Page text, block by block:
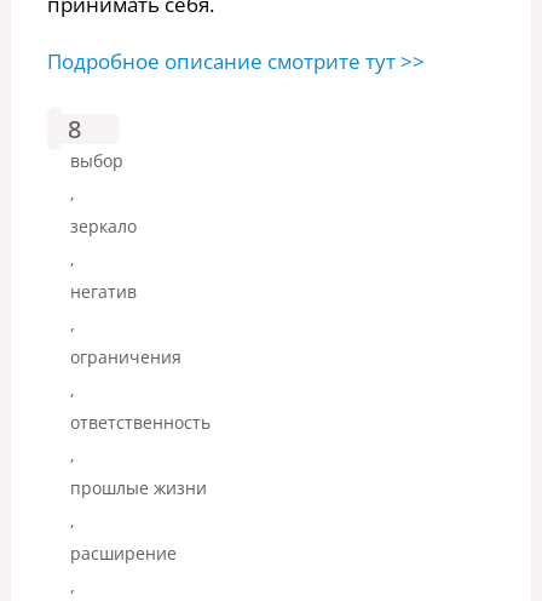
Подробное описание смотрите тут >>
выбор
,
зеркало
,
негатив
,
ограничения
,
ответственность
,
прошлые жизни
,
расширение
,
8